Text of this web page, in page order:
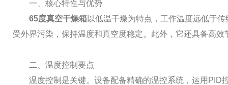
一、核心特性与优势
65度真空干燥箱以低温干燥为特点，工作温度远低于
受外界污染，保持温度和真空度稳定。此外，它还具备高
二、温度控制要点
温度控制是关键。设备配备精确的温控系统，运用PID控